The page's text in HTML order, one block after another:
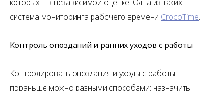
которых – в независимой оценке. Одна из таких –
система мониторинга рабочего времени CrocoTime.
Контроль опозданий и ранних уходов с работы
Контролировать опоздания и уходы с работы
пораньше можно разными способами: назначить